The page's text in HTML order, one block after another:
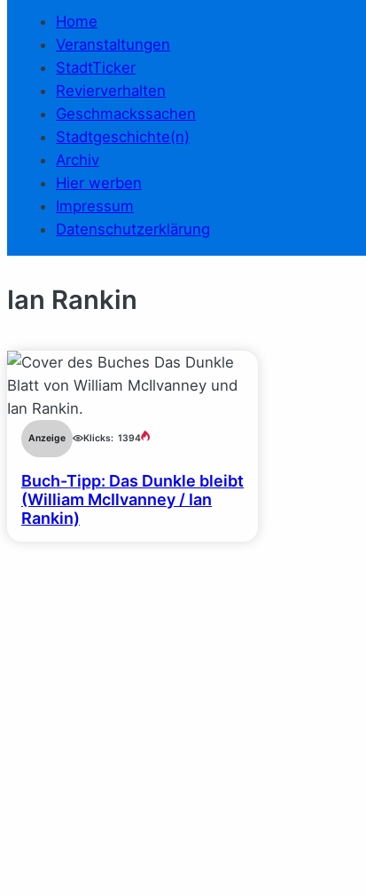
Home
Veranstaltungen
StadtTicker
Revierverhalten
Geschmackssachen
Stadtgeschichte(n)
Archiv
Hier werben
Impressum
Datenschutzerklärung
Ian Rankin
Anzeige Klicks: 1394
Buch-Tipp: Das Dunkle bleibt
(William McIlvanney / Ian
Rankin)